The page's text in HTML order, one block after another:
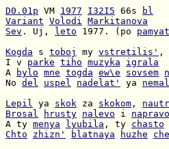
D0.01p VM 1977 I32I5 66s
bl
Variant Volodi Markitanova
Sev . Uj, leto 1977. (po
Kogda s toboj my vstretilis' ,
I v parke tiho muzyka
igrala
A
bylo mne togda ew\e sovsem
No del uspel nadelat' ya
Lepil ya skok za skokom ,
Brosal
hrusty nalevo i napravo
A ty menya lyubila , ty chasto
Chto
zhizn' blatnaya huzhe